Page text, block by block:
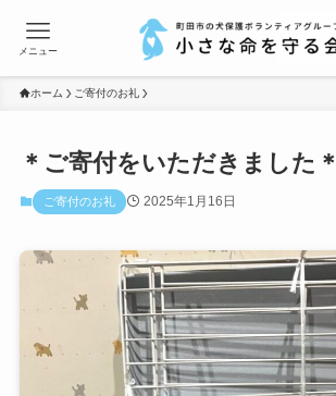
メニュー
ホーム ご寄付のお礼
＊ご寄付をいただきました＊
ご寄付のお礼 2025年1月16日